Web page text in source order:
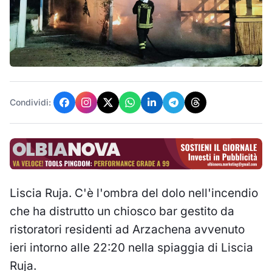
Condividi:
Liscia Ruja. C'è l'ombra del dolo nell'incendio
che ha distrutto un chiosco bar gestito da
ristoratori residenti ad Arzachena avvenuto
ieri intorno alle 22:20 nella spiaggia di Liscia
Ruja.